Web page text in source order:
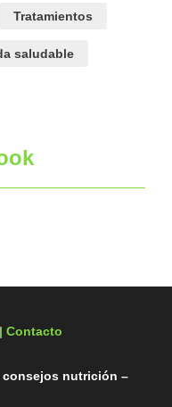
Tratamientos
saludable
| Contacto
consejos nutrición –